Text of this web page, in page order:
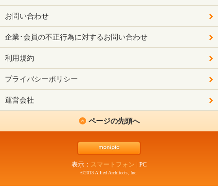
お問い合わせ
企業･会員の不正行為に対するお問い合わせ
利用規約
プライバシーポリシー
運営会社
ページの先頭へ
表示： スマートフォン | PC
©2013 Allied Architects, Inc.